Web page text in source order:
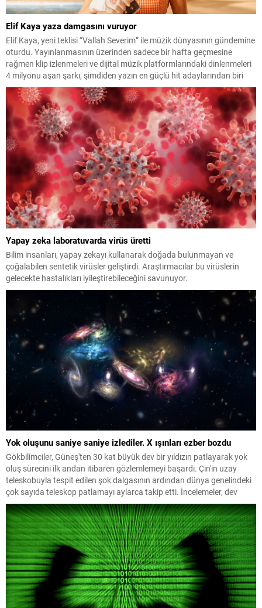
Elif Kaya yaza damgasını vuruyor
Elif Kaya, yeni teklisi “Vallah Severim” ile müzik dünyasının gündemine
oturdu. Yayınlanmasının üzerinden sadece bir hafta geçmesine
rağmen klip izlenmeleri ve dijital müzik platformlarındaki dinlenmeleri
4 milyonu aşan şarkı, şimdiden yazın en güçlü hit adaylarından biri
olarak gösteriliyor. Enerjik altyapısı, hareketli ritmi ve ilk dinleyişte
akıllara kazınan nakaratıyla dikkat çeken...
Yapay zeka laboratuvarda virüs üretti
Bilim insanları, yapay zekayı kullanarak doğada bulunmayan ve
çoğalabilen sentetik virüsler geliştirdi. Araştırmacılar bu virüslerin
gelecekte hastalıkları iyileştirebileceğini savunuyor.
Yok oluşunu saniye saniye izlediler. X ışınları ezber bozdu
Gökbilimciler, Güneş'ten 30 kat büyük dev bir yıldızın patlayarak yok
oluş sürecini ilk andan itibaren gözlemlemeyi başardı. Çin'in uzay
teleskobuyla tespit edilen şok dalgasının ardından dünya genelindeki
çok sayıda teleskop patlamayı aylarca takip etti. İncelemeler, dev
yıldızların daha önce bilinmeyen yollarla da patlayabildiğini ortaya
koydu.